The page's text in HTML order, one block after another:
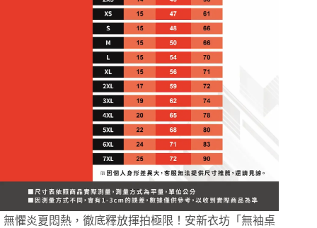
無懼炎夏悶熱，徹底釋放揮拍極限！安新衣坊「無袖桌